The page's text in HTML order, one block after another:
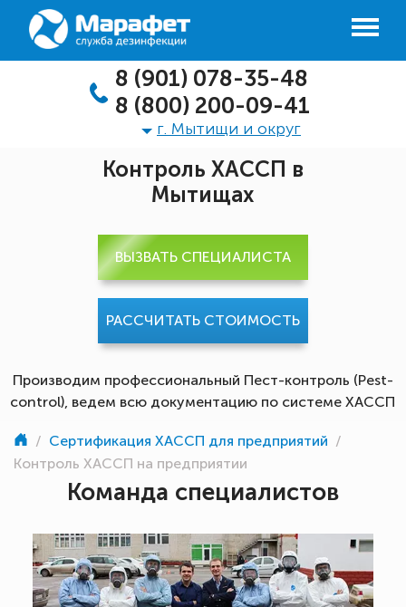
8 (901) 078-35-48
8 (800) 200-09-41
г. Мытищи и округ
Контроль ХАССП в
Мытищах
Производим профессиональный Пест-контроль (Pest-
control), ведем всю документацию по системе ХАССП
ВЫЗВАТЬ СПЕЦИАЛИСТА
РАССЧИТАТЬ СТОИМОСТЬ
/ Сертификация ХАССП для предприятий /
Контроль ХАССП на предприятии
Команда специалистов